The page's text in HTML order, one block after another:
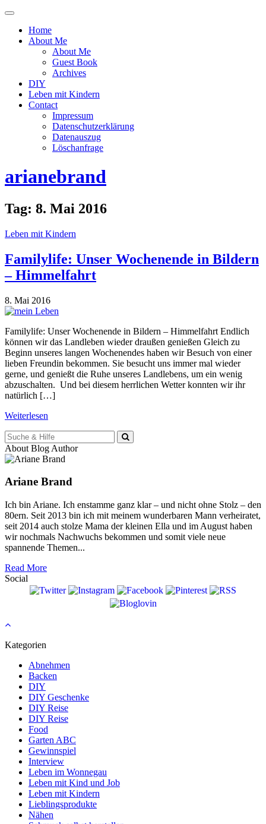
Menü
oder
ausblenden
Home
About Me
About Me
Guest Book
Archives
DIY
Leben mit Kindern
Contact
Impressum
Datenschutzerklärung
Datenauszug
Löschanfrage
arianebrand
Tag: 8. Mai 2016
Leben mit Kindern
Familylife: Unser Wochenende in Bildern
– Himmelfahrt
8. Mai 2016
Familylife: Unser Wochenende in Bildern – Himmelfahrt Endlich
können wir das Landleben wieder draußen genießen Gleich zu
Beginn unseres langen Wochenendes haben wir Besuch von einer
lieben Freundin bekommen. Sie besucht uns immer mal wieder
gerne, und genießt die Ruhe unseres Landlebens, um ein wenig
abzuschalten. Und bei diesem herrlichen Wetter konnten wir ihr
natürlich […]
Weiterlesen
Suche
für:
About Blog Author
Ariane Brand
Ich bin Ariane. Ich enstamme ganz klar – und nicht ohne Stolz – den
80ern. Seit 2013 bin ich mit meinem wunderbaren Mann verheiratet,
seit 2014 auch stolze Mama der kleinen Ella und im August haben
wir nochmals Nachwuchs bekommen und somit viele neue
spannende Themen...
Read More
Social
Kategorien
Abnehmen
Backen
DIY
DIY Geschenke
DIY Reise
DIY Reise
Food
Garten ABC
Gewinnspiel
Interview
Leben im Wonnegau
Leben mit Kind und Job
Leben mit Kindern
Lieblingsprodukte
Nähen